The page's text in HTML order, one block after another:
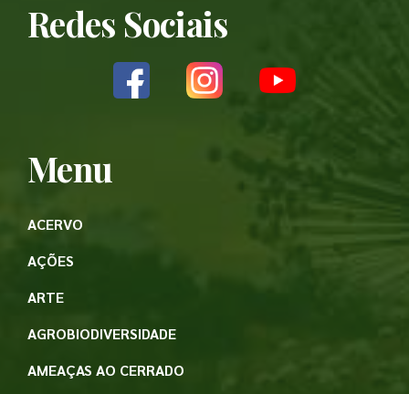
Redes Sociais
Menu
ACERVO
AÇÕES
ARTE
AGROBIODIVERSIDADE
AMEAÇAS AO CERRADO